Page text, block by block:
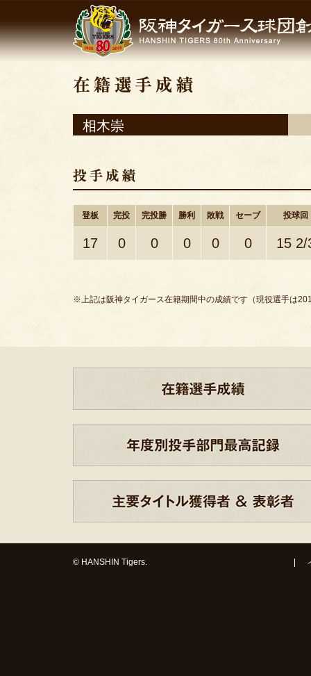
相木崇
登板 完投 完投勝 勝利 敗戦 セーブ 投球回
17 0 0 0 0 0 15 2/
※上記は阪神タイガース在籍期間中の成績です（現役選手は
© HANSHIN Tigers.